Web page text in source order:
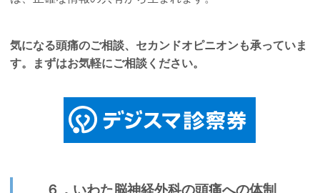
気になる頭痛のご相談、セカンドオピニオンも承っていま
す。まずはお気軽にご相談ください。